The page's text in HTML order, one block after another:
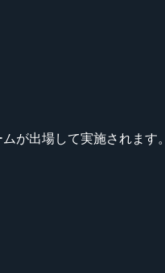
が出場して実施されます。